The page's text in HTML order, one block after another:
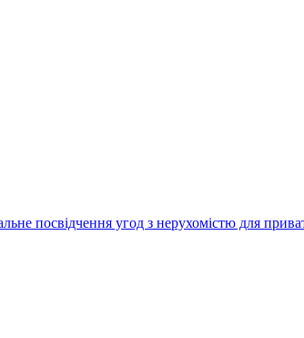
посвідчення угод з нерухомістю для